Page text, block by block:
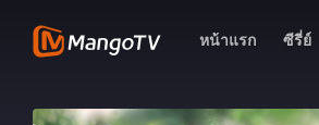
หน้าแรก ซีรี่ย์